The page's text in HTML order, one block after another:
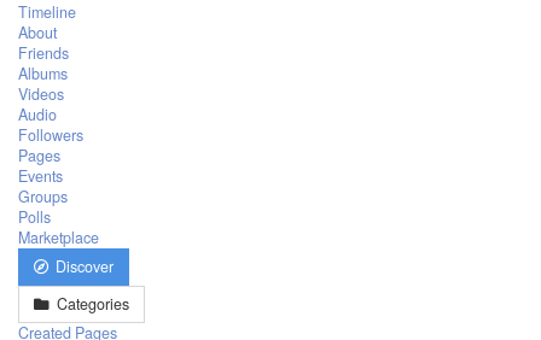
Timeline
About
Friends
Albums
Videos
Audio
Followers
Pages
Events
Groups
Polls
Marketplace
Discover
Categories
Created Pages